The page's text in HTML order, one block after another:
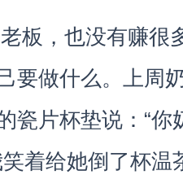
板，也没有赚很
要做什么。上周
瓷片杯垫说：“你
着给她倒了杯温